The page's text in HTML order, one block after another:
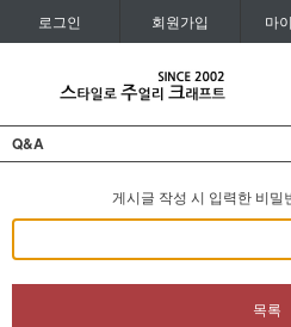
로그인 회원가입 마
Q&A
게시글 작성 시 입력한 비밀
목록